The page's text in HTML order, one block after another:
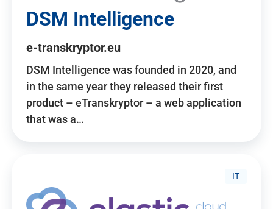
DSM Intelligence
e-transkryptor.eu
DSM Intelligence was founded in 2020, and
in the same year they released their first
product – eTranskryptor – a web application
that was a…
IT